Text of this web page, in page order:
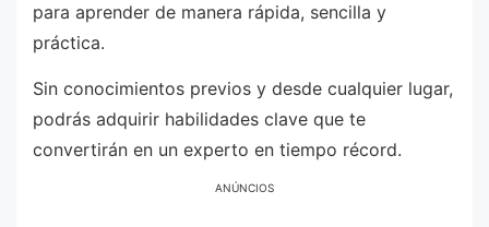
para aprender de manera rápida, sencilla y
práctica.
Sin conocimientos previos y desde cualquier lugar,
podrás adquirir habilidades clave que te
convertirán en un experto en tiempo récord.
ANÚNCIOS